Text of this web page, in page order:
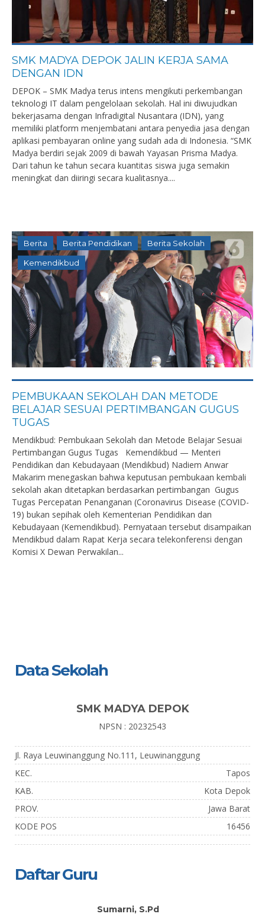
SMK MADYA DEPOK JALIN KERJA SAMA
DENGAN IDN
DEPOK – SMK Madya terus intens mengikuti perkembangan
teknologi IT dalam pengelolaan sekolah. Hal ini diwujudkan
bekerjasama dengan Infradigital Nusantara (IDN), yang
memiliki platform menjembatani antara penyedia jasa dengan
aplikasi pembayaran online yang sudah ada di Indonesia. “SMK
Madya berdiri sejak 2009 di bawah Yayasan Prisma Madya.
Dari tahun ke tahun secara kuantitas siswa juga semakin
meningkat dan diiringi secara kualitasnya....
Berita Berita Pendidikan Berita Sekolah
Kemendikbud
PEMBUKAAN SEKOLAH DAN METODE
BELAJAR SESUAI PERTIMBANGAN GUGUS
TUGAS
Mendikbud: Pembukaan Sekolah dan Metode Belajar Sesuai
Pertimbangan Gugus Tugas Kemendikbud — Menteri
Pendidikan dan Kebudayaan (Mendikbud) Nadiem Anwar
Makarim menegaskan bahwa keputusan pembukaan kembali
sekolah akan ditetapkan berdasarkan pertimbangan Gugus
Tugas Percepatan Penanganan (Coronavirus Disease (COVID-
19) bukan sepihak oleh Kementerian Pendidikan dan
Kebudayaan (Kemendikbud). Pernyataan tersebut disampaikan
Mendikbud dalam Rapat Kerja secara telekonferensi dengan
Komisi X Dewan Perwakilan...
Data Sekolah
SMK MADYA DEPOK
NPSN : 20232543
Jl. Raya Leuwinanggung No.111, Leuwinanggung
KEC.
Tapos
KAB.
Kota Depok
PROV.
Jawa Barat
KODE POS
16456
Daftar Guru
Sumarni, S.Pd